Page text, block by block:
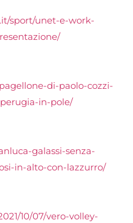
sport/unet-e-work-
di-paolo-cozzi-
in-pole/
galassi-senza-
in-alto-con-lazzurro/
10/07/vero-volley-